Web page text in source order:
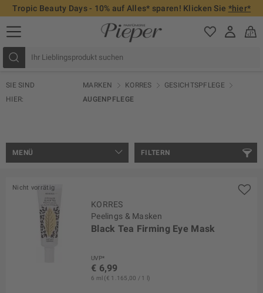
Tropic Beauty Days - 10% auf Alles* sparen! Klicken Sie *hier*
SIE SIND
HIER:
MARKEN KORRES
GESICHTSPFLEGE
AUGENPFLEGE
FILTERN
MENÜ
Nicht vorrätig
KORRES
Peelings & Masken
Black Tea Firming Eye Mask
UVP*
€ 6,99
6 ml (€ 1.165,00 / 1 l)